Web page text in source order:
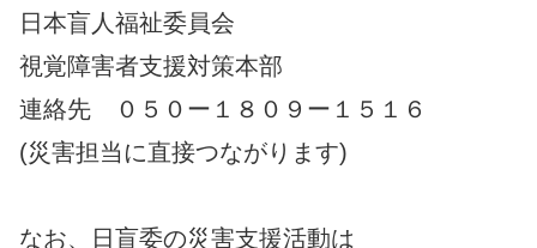
日本盲人福祉委員会
視覚障害者支援対策本部
連絡先 ０５０ー１８０９ー１５１６
(災害担当に直接つながります)
なお、日盲委の災害支援活動は